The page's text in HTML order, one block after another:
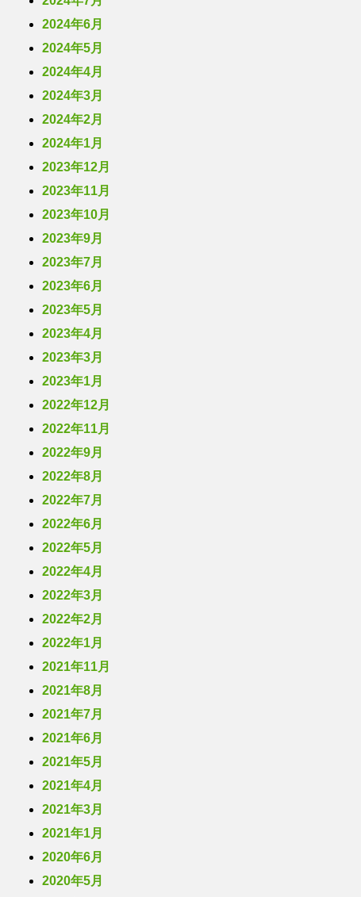
2024年6月
2024年5月
2024年4月
2024年3月
2024年2月
2024年1月
2023年12月
2023年11月
2023年10月
2023年9月
2023年7月
2023年6月
2023年5月
2023年4月
2023年3月
2023年1月
2022年12月
2022年11月
2022年9月
2022年8月
2022年7月
2022年6月
2022年5月
2022年4月
2022年3月
2022年2月
2022年1月
2021年11月
2021年8月
2021年7月
2021年6月
2021年5月
2021年4月
2021年3月
2021年1月
2020年6月
2020年5月